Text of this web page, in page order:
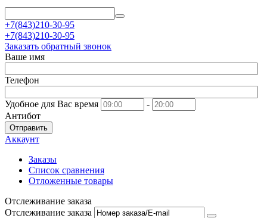
+7(843)210-30-95
+7(843)210-30-95
Заказать обратный звонок
Ваше имя
Телефон
Удобное для Вас время
-
Антибот
Отправить
Аккаунт
Заказы
Список сравнения
Отложенные товары
Отслеживание заказа
Отслеживание заказа